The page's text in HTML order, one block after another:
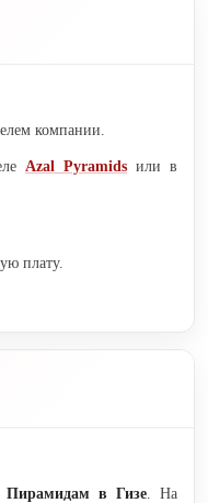
компании.
Azal Pyramids или в
плату.
Пирамидам в Гизе . На